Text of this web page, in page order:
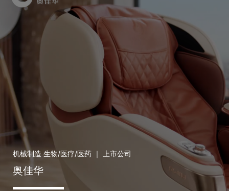
机械制造 生物/医疗/医药 ｜ 上市公司
奥佳华